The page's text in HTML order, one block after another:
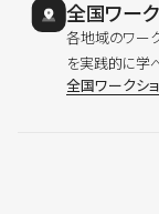
全国ワー
各地域のワー
を実践的に学
全国ワークシ